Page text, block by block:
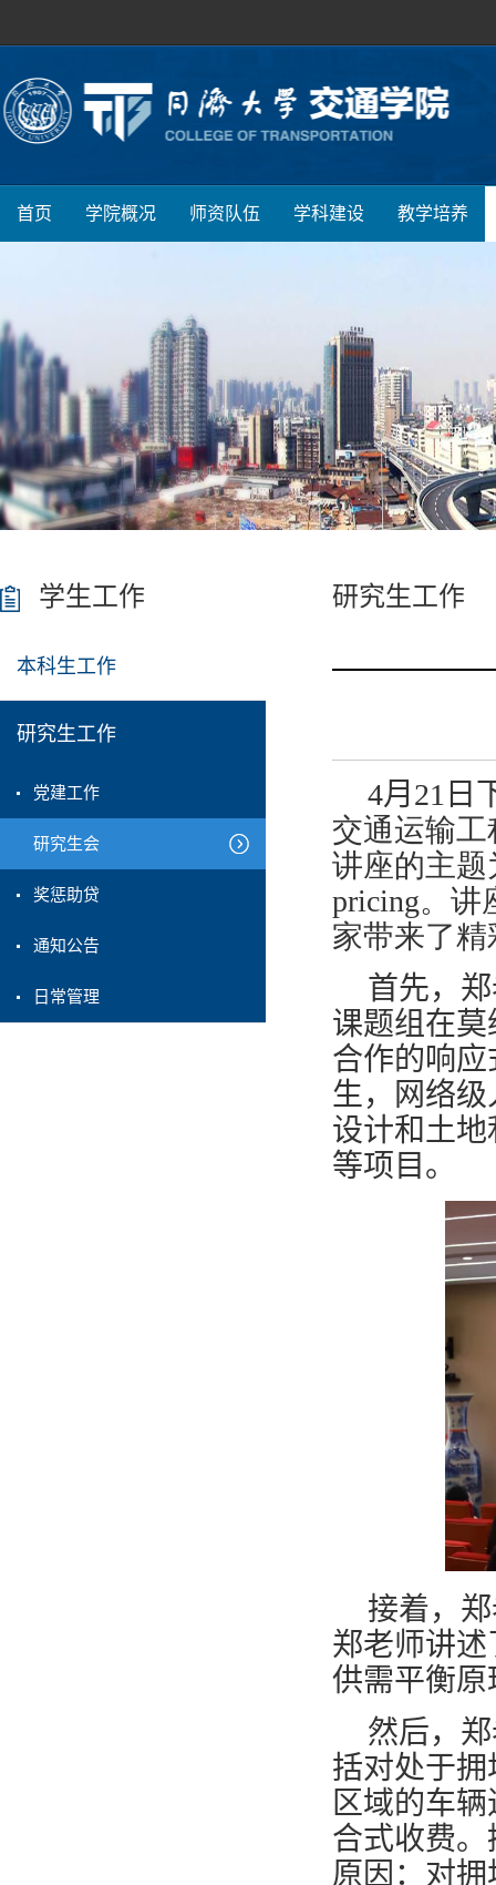
首页 学院概况 师资队伍 学科建设 教学培养
学生工作
本科生工作
研究生工作
党建工作
研究生会
奖惩助贷
通知公告
日常管理
研究生工作
4月 21 日
交通运输
讲座的主题
pricing。讲
家带来了
首先，
课题组在
合作的响
生，
网络
设计和土
等项目。
接着，
郑老师讲
供需平衡
然后，
括对处于
区域的车
合式收费
原因 ： 对